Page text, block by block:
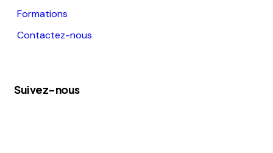
Formations
Contactez-nous
Suivez-nous